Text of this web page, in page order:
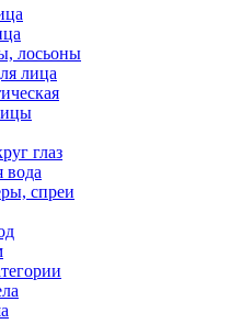
лосьоны
лица
глаз
вода
спреи